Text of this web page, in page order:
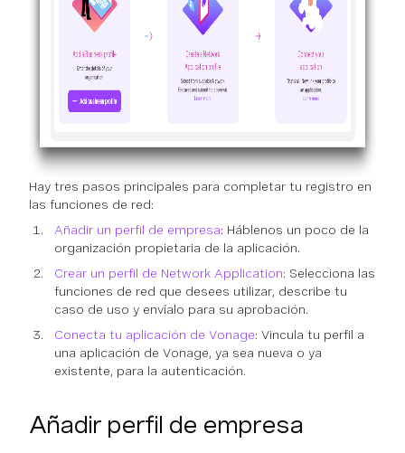
Hay tres pasos principales para completar tu registro en
las funciones de red:
Añadir un perfil de empresa: Háblenos un poco de la
organización propietaria de la aplicación.
Crear un perfil de Network Application: Selecciona las
funciones de red que desees utilizar, describe tu
caso de uso y envíalo para su aprobación.
Conecta tu aplicación de Vonage: Vincula tu perfil a
una aplicación de Vonage, ya sea nueva o ya
existente, para la autenticación.
Añadir perfil de empresa